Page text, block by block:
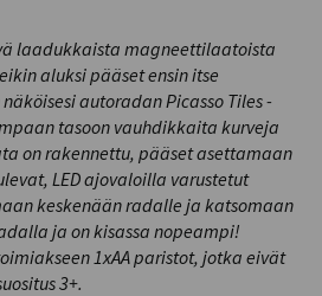
laadukkaista magneettilaatoista
aluksi pääset ensin itse
autoradan Picasso Tiles -
tasoon vauhdikkaita kurveja
on rakennettu, pääset asettamaan
LED ajovaloilla varustetut
keskenään radalle ja katsomaan
ja on kisassa nopeampi!
1xAA paristot, jotka eivät
3+.